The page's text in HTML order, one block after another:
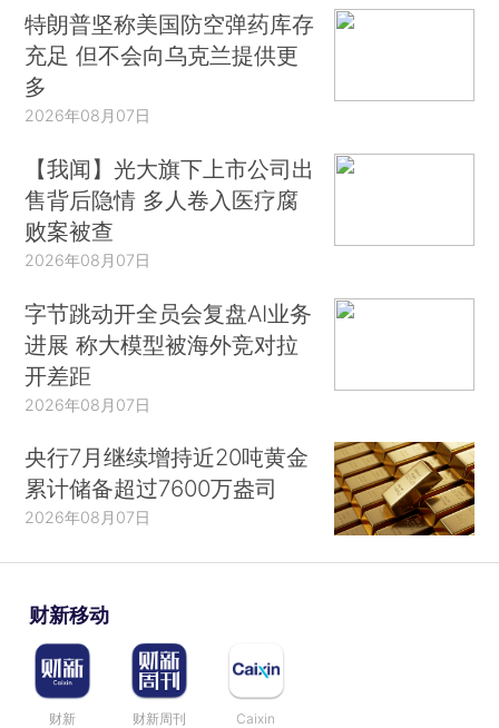
特朗普坚称美国防空弹药库存
充足 但不会向乌克兰提供更
多
2026年08月07日
【我闻】光大旗下上市公司出
售背后隐情 多人卷入医疗腐
败案被查
2026年08月07日
字节跳动开全员会复盘AI业务
进展 称大模型被海外竞对拉
开差距
2026年08月07日
央行7月继续增持近20吨黄金
累计储备超过7600万盎司
2026年08月07日
财新移动
财新 财新周刊 Caixin